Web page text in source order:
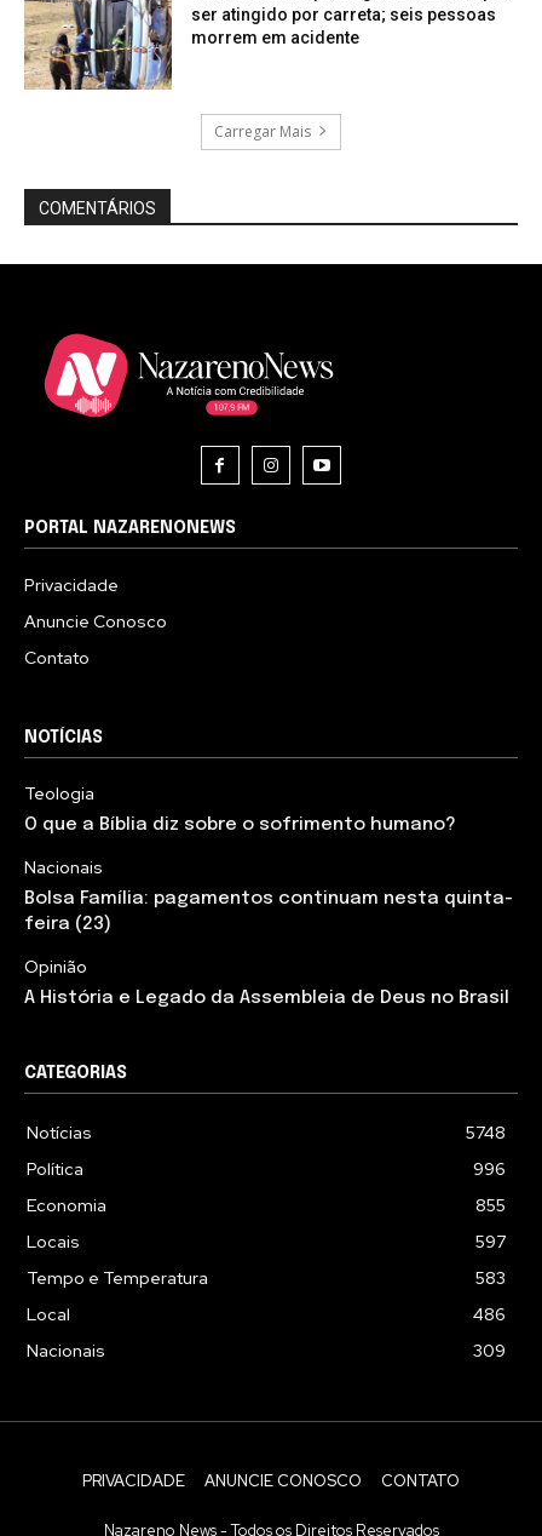
ser atingido por carreta; seis pessoas
morrem em acidente
Carregar Mais
COMENTÁRIOS
PORTAL NAZARENONEWS
Privacidade
Anuncie Conosco
Contato
NOTÍCIAS
Teologia
O que a Bíblia diz sobre o sofrimento humano?
Nacionais
Bolsa Família: pagamentos continuam nesta quinta-
feira (23)
Opinião
A História e Legado da Assembleia de Deus no Brasil
CATEGORIAS
Notícias
5748
Política
996
Economia
855
Locais
597
Tempo e Temperatura
583
Local
486
Nacionais
309
PRIVACIDADE ANUNCIE CONOSCO CONTATO
Nazareno News - Todos os Direitos Reservados